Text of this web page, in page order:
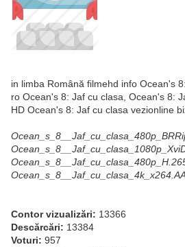
in limba Română filmehd info Ocean's
ro Ocean's 8: Jaf cu clasa, Ocean's 8:
HD Ocean's 8: Jaf cu clasa vezionline
Contor vizualizări: 13366
Descărcări: 13384
Voturi: 957